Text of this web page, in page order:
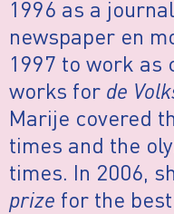
1996 as a
newspaper en
1997 to work as
works for de
Marije covered
times and the
times. In 2006,
prize for the